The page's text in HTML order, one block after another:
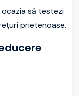
ocazia să testezi
prietenoase.